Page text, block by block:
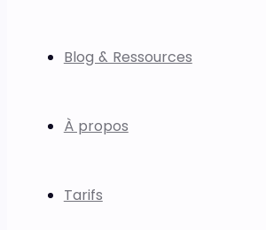
Blog & Ressources
À propos
Tarifs